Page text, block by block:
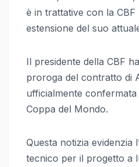
è in trattative con la
estensione del suo
Il presidente della CBF
proroga del contratto di
ufficialmente confermata
Coppa del Mondo.
Questa notizia evidenzia
tecnico per il progetto a